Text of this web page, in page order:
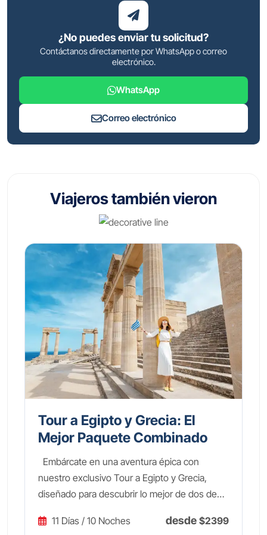
¿No puedes enviar tu solicitud?
Contáctanos directamente por WhatsApp o correo
electrónico.
WhatsApp
Correo electrónico
Viajeros también vieron
Tour a Egipto y Grecia: El
Mejor Paquete Combinado
Embárcate en una aventura épica con
nuestro exclusivo Tour a Egipto y Grecia,
diseñado para descubrir lo mejor de dos de
historia. Este paquete de 11 días te llevará
11 Días / 10 Noches desde $2399